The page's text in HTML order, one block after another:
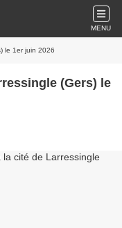
MENU
le 1er juin 2026
(Gers) le